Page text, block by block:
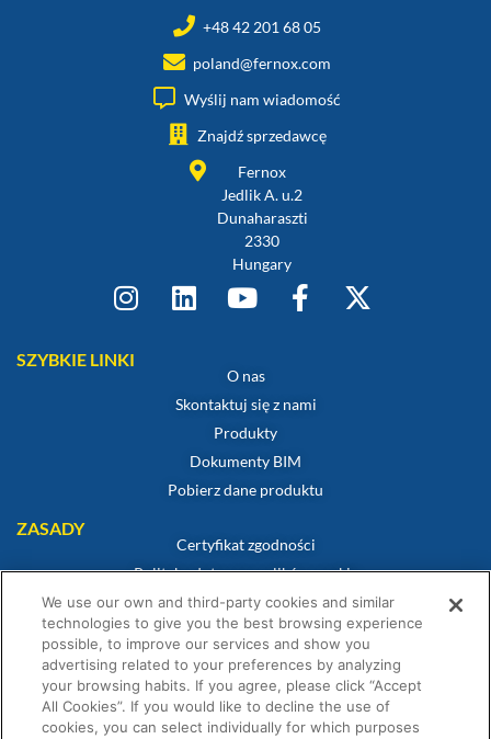
+48 42 201 68 05
poland@fernox.com
Wyślij nam wiadomość
Znajdź sprzedawcę
Fernox
Jedlik A. u.2
Dunaharaszti
2330
Hungary
SZYBKIE LINKI
O nas
Skontaktuj się z nami
Produkty
Dokumenty BIM
Pobierz dane produktu
ZASADY
Certyfikat zgodności
Polityka dotycząca plików cookie
Zastrzeżenie
Polityka prywatności
Warunki sprzedaży
Oświadczenie gwarancyjne
Warunki Konkursu
We use our own and third-party cookies and similar
technologies to give you the best browsing experience
possible, to improve our services and show you
advertising related to your preferences by analyzing
your browsing habits. If you agree, please click “Accept
All Cookies”. If you would like to decline the use of
cookies, you can select individually for which purposes